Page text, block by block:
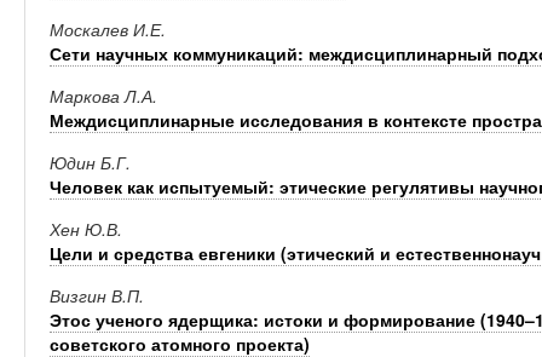
Москалев И.Е.
Сети научных коммуникаций: междисциплинарный
Маркова Л.А.
Междисциплинарные исследования в контексте
Юдин Б.Г.
Человек как испытуемый: этические регулятивы
Хен Ю.В.
Цели и средства евгеники (этический и
Визгин В.П.
Этос ученого ядерщика: истоки и формирование
советского атомного проекта)